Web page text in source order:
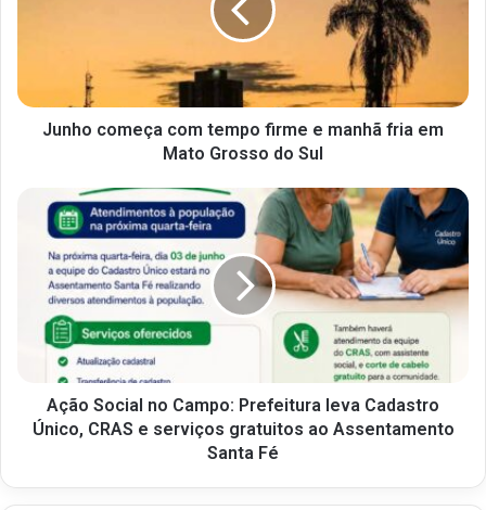
Junho começa com tempo firme e manhã fria em
Mato Grosso do Sul
Ação Social no Campo: Prefeitura leva Cadastro
Único, CRAS e serviços gratuitos ao Assentamento
Santa Fé